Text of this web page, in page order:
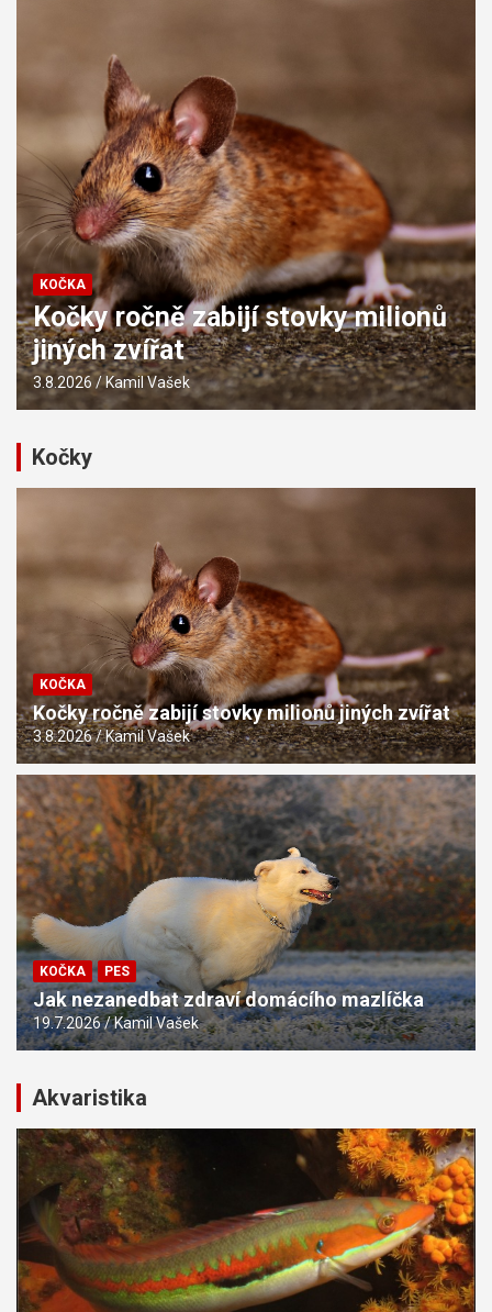
KOČKA
Kočky ročně zabijí stovky milionů
jiných zvířat
3.8.2026 Kamil Vašek
Kočky
KOČKA
Kočky ročně zabijí stovky milionů jiných zvířat
3.8.2026 Kamil Vašek
KOČKA PES
Jak nezanedbat zdraví domácího mazlíčka
19.7.2026 Kamil Vašek
Akvaristika